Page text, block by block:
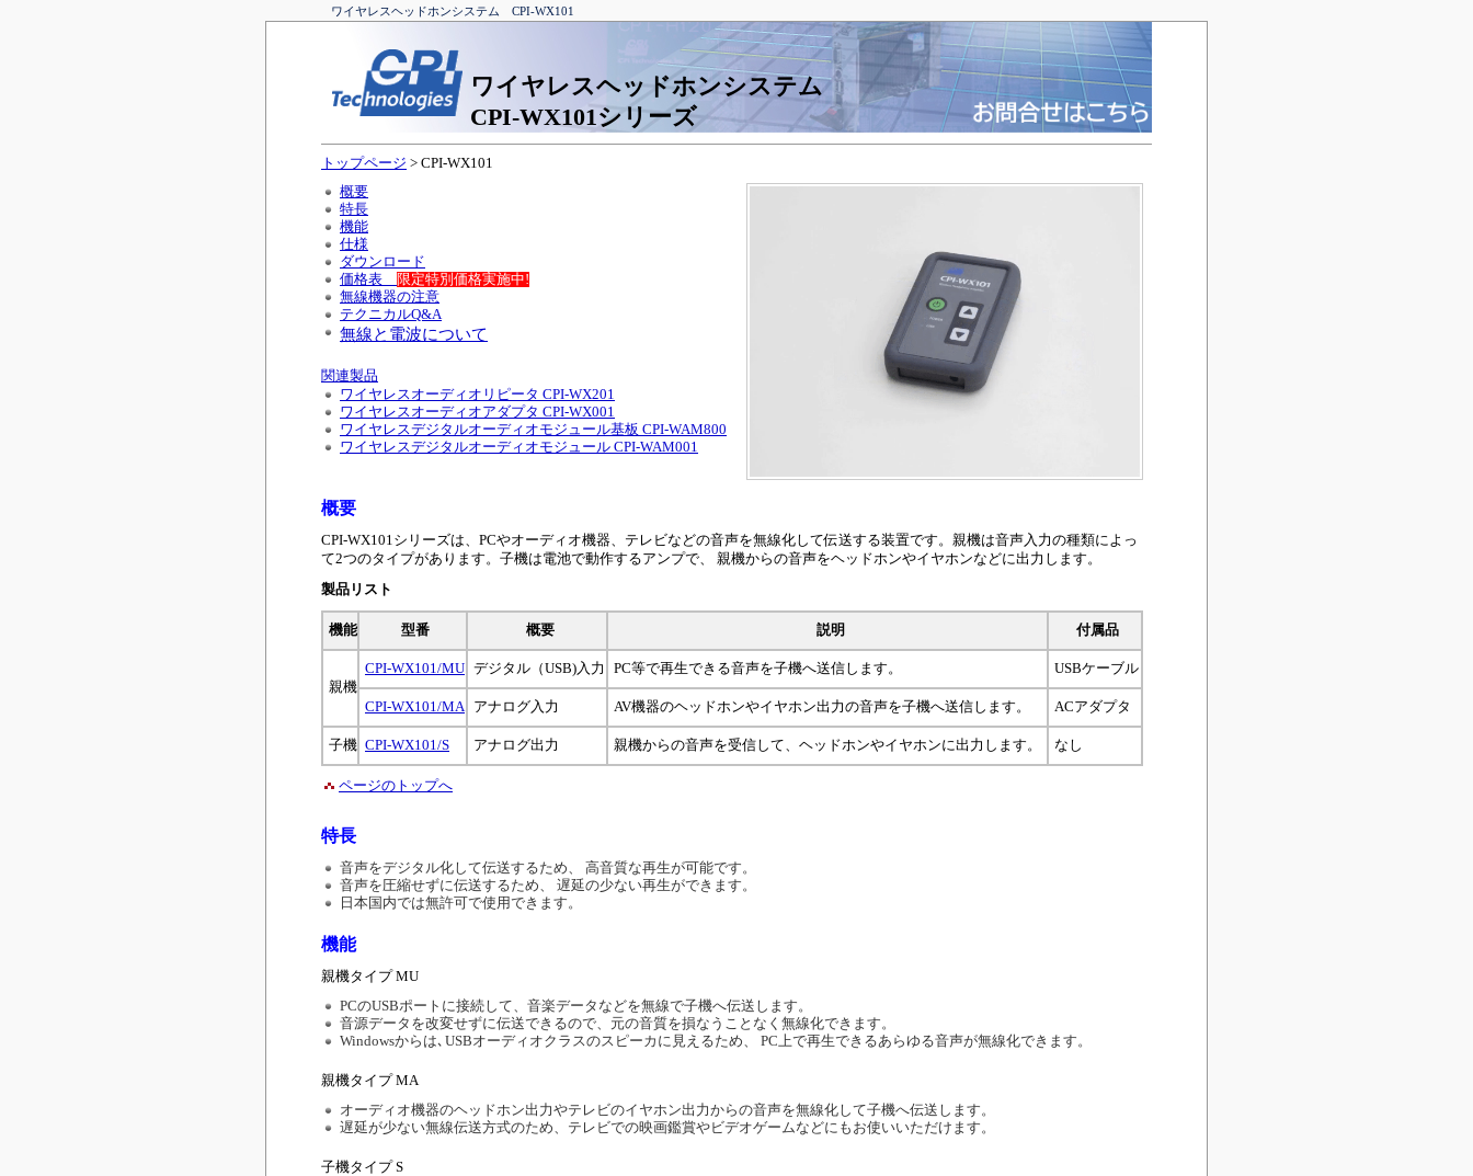
ワイヤレスヘッドホンシステム CPI-WX101
ワイヤレスヘッドホンシステム
CPI-WX101シリーズ
トップページ > CPI-WX101
概要
特長
機能
仕様
ダウンロード
価格表
限定特別価格実施中!
無線機器の注意
テクニカルQ&A
無線と電波について
関連製品
ワイヤレスオーディオリピータ CPI-WX201
ワイヤレスオーディオアダプタ CPI-WX001
ワイヤレスデジタルオーディオモジュール基板 CPI-WAM800
ワイヤレスデジタルオーディオモジュール CPI-WAM001
概要
CPI-WX101シリーズは、PCやオーディオ機器、テレビなどの音声を無線化して伝送する装置です。親機は音声入力の種類によっ
て2つのタイプがあります。子機は電池で動作するアンプで、 親機からの音声をヘッドホンやイヤホンなどに出力します。
製品リスト
機能 型番 概要 説明 付属品
親機
CPI-WX101/MU デジタル（USB)入力 PC等で再生できる音声を子機へ送信します。 USBケーブル
CPI-WX101/MA アナログ入力 AV機器のヘッドホンやイヤホン出力の音声を子機へ送信します。 ACアダプタ
子機 CPI-WX101/S アナログ出力 親機からの音声を受信して、ヘッドホンやイヤホンに出力します。 なし
ページのトップへ
特長
音声をデジタル化して伝送するため、 高音質な再生が可能です。
音声を圧縮せずに伝送するため、 遅延の少ない再生ができます。
日本国内では無許可で使用できます。
機能
親機タイプ MU
PCのUSBポートに接続して、音楽データなどを無線で子機へ伝送します。
音源データを改変せずに伝送できるので、元の音質を損なうことなく無線化できます。
Windowsからは､USBオーディオクラスのスピーカに見えるため、 PC上で再生できるあらゆる音声が無線化できます。
親機タイプ MA
オーディオ機器のヘッドホン出力やテレビのイヤホン出力からの音声を無線化して子機へ伝送します。
遅延が少ない無線伝送方式のため、テレビでの映画鑑賞やビデオゲームなどにもお使いいただけます。
子機タイプ S